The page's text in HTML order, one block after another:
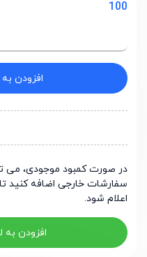
100
افزودن
در صورت کمبود موجودی، می
سفارشات خارجی اضافه کنید
اعلام شود.
افزودن